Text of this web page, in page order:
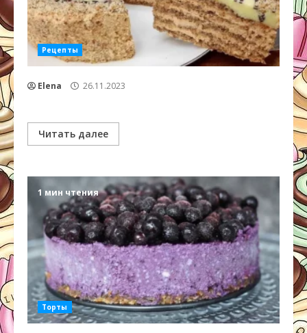
Рецепты
Elena 26.11.2023
Читать далее
1 мин чтения
Торты